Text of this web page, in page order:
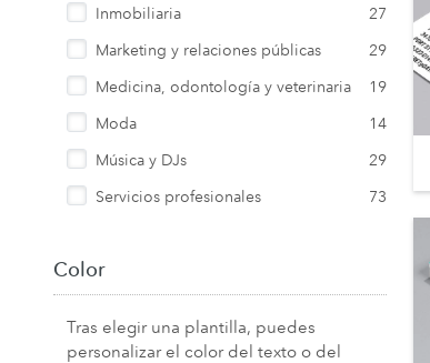
Inmobiliaria
27
Marketing y relaciones públicas
29
Medicina, odontología y veterinaria
19
Moda
14
Música y DJs
29
Servicios profesionales
73
Color
Tras elegir una plantilla, puedes
personalizar el color del texto o del